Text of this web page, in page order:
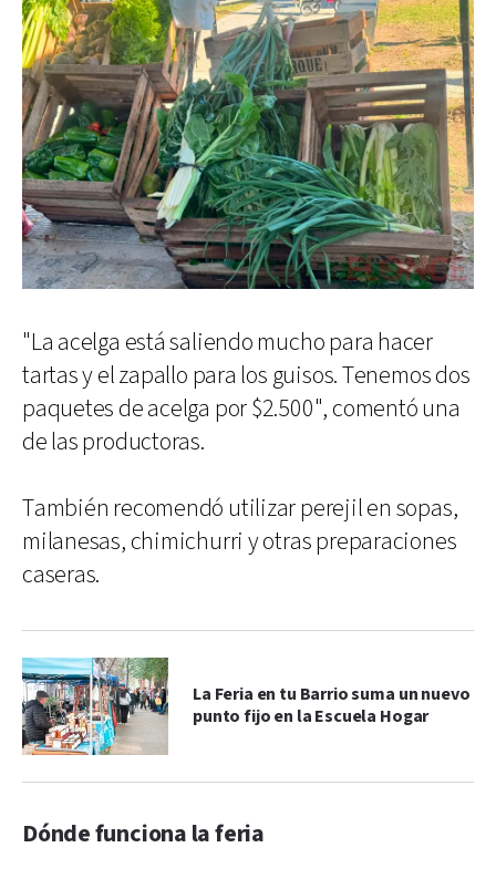
"La acelga está saliendo mucho para hacer
tartas y el zapallo para los guisos. Tenemos dos
paquetes de acelga por $2.500", comentó una
de las productoras.
También recomendó utilizar perejil en sopas,
milanesas, chimichurri y otras preparaciones
caseras.
La Feria en tu Barrio suma un nuevo
punto fijo en la Escuela Hogar
Dónde funciona la feria